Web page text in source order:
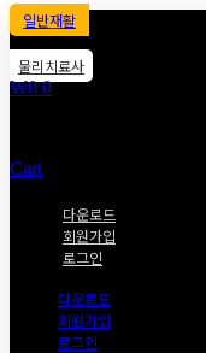
일반재활
물리치료사
₩0 0
Cart
다운로드
회원가입
로그인
다운로드
회원가입
로그인